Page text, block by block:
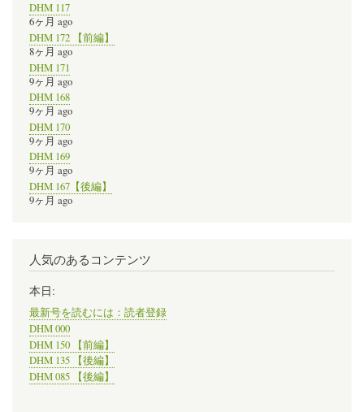
DHM 117
6ヶ月 ago
DHM 172 【前編】
8ヶ月 ago
DHM 171
9ヶ月 ago
DHM 168
9ヶ月 ago
DHM 170
9ヶ月 ago
DHM 169
9ヶ月 ago
DHM 167【後編】
9ヶ月 ago
人気のあるコンテンツ
本日:
最新号を読むには：読者登録
DHM 000
DHM 150 【前編】
DHM 135 【後編】
DHM 085 【後編】